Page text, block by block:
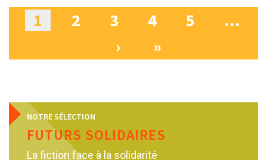
1 2 3 4 5
…
›
»
NOTRE SÉLECTION
FUTURS SOLIDAIRES
La fiction face à la solidarité